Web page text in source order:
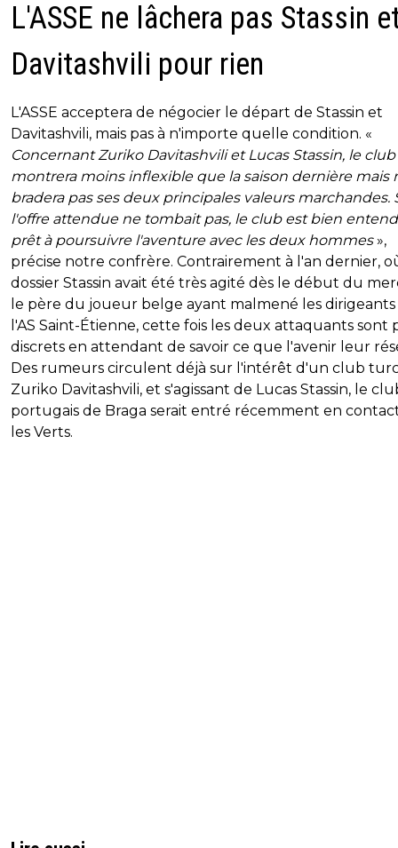
L'ASSE ne lâchera pas Stassin
Davitashvili pour rien
L'ASSE acceptera de négocier le départ de Stassin et
Davitashvili, mais pas à n'importe quelle condition. «
Concernant Zuriko Davitashvili et Lucas Stassin, le club
montrera moins inflexible que la saison dernière mais
bradera pas ses deux principales valeurs marchandes.
l'offre attendue ne tombait pas, le club est bien
prêt à poursuivre l'aventure avec les deux hommes»,
précise notre confrère. Contrairement à l'an dernier,
dossier Stassin avait été très agité dès le début du
le père du joueur belge ayant malmené les
l'AS Saint-Étienne, cette fois les deux attaquants sont
discrets en attendant de savoir ce que l'avenir leur
Des rumeurs circulent déjà sur l'intérêt d'un club
Zuriko Davitashvili, et s'agissant de Lucas Stassin, le
portugais de Braga serait entré récemment en
les Verts.